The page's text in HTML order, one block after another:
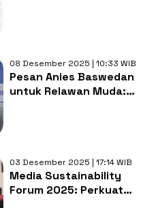
08 Desember 2025 | 10:33 WIB
Pesan Anies Baswedan
untuk Relawan Muda:
03 Desember 2025 | 17:14 WIB
Media Sustainability
Forum 2025: Perkuat